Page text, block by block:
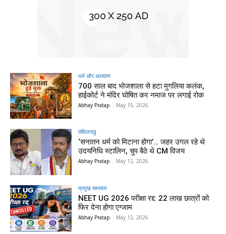
धर्म और अध्यात्म
700 साल बाद भोजशाला से हटा मुगलिया कलंक,
हाईकोर्ट ने मंदिर घोषित कर नमाज पर लगाई रोक
Abhay Pratap - May 15, 2026
तमिलनाडु
‘सनातन धर्म को मिटाना होगा’… जहर उगल रहे थे
उदयनिधि स्टालिन, चुप बैठे थे CM विजय
Abhay Pratap - May 12, 2026
प्रमुख समाचार‎
NEET UG 2026 परीक्षा रद्द: 22 लाख छात्रों को
फिर देना होगा एग्जाम
Abhay Pratap - May 12, 2026